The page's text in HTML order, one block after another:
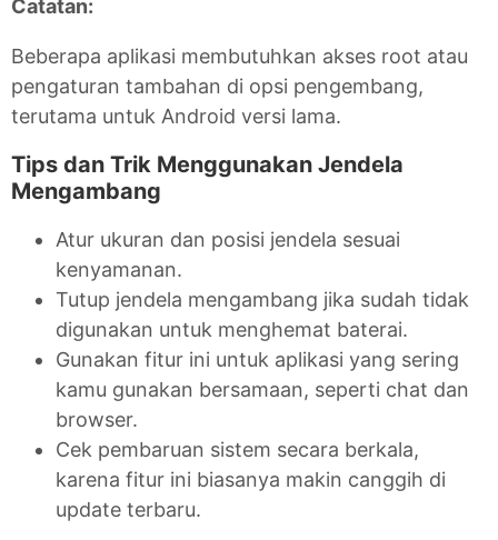
Catatan:
Beberapa aplikasi membutuhkan akses root atau
pengaturan tambahan di opsi pengembang,
terutama untuk Android versi lama.
Tips dan Trik Menggunakan Jendela
Mengambang
Atur ukuran dan posisi jendela sesuai
kenyamanan.
Tutup jendela mengambang jika sudah tidak
digunakan untuk menghemat baterai.
Gunakan fitur ini untuk aplikasi yang sering
kamu gunakan bersamaan, seperti chat dan
browser.
Cek pembaruan sistem secara berkala,
karena fitur ini biasanya makin canggih di
update terbaru.